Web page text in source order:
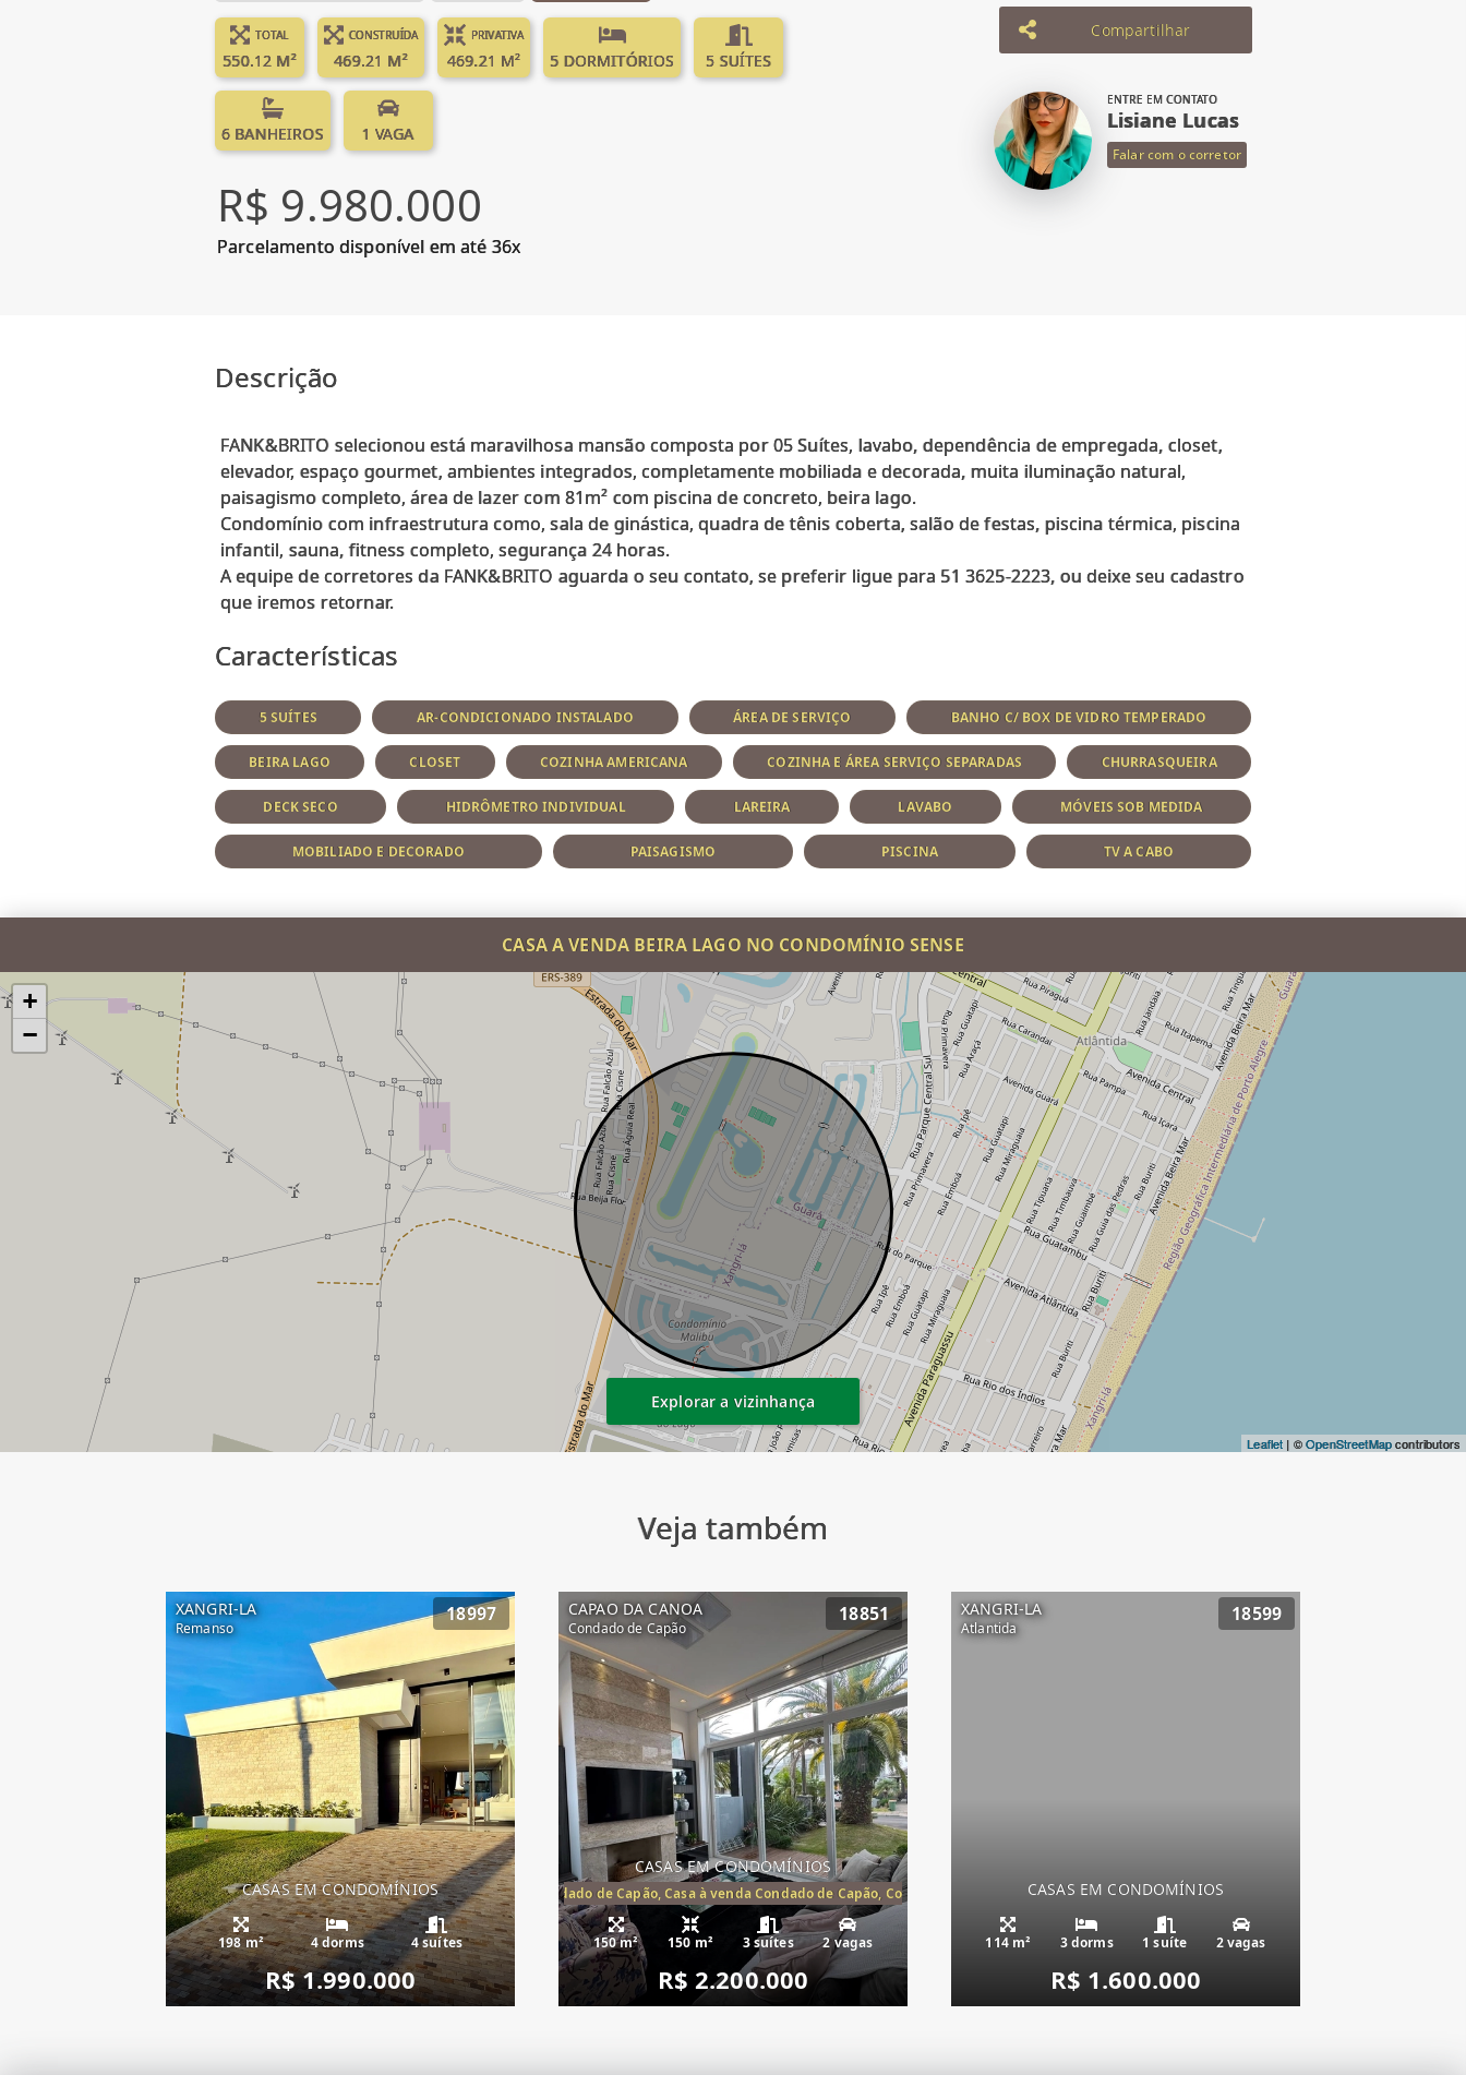
TOTAL
550.12 M²
CONSTRUÍDA
469.21 M²
PRIVATIVA
469.21 M² 5 DORMITÓRIOS 5 SUÍTES
6 BANHEIROS 1 VAGA
R$ 9.980.000
Parcelamento disponível em até 36x
Compartilhar
ENTRE EM CONTATO
Lisiane Lucas
Falar com o corretor
Descrição
FANK&BRITO selecionou está maravilhosa mansão composta por 05 Suítes, lavabo, dependência de empregada, closet,
elevador, espaço gourmet, ambientes integrados, completamente mobiliada e decorada, muita iluminação natural,
paisagismo completo, área de lazer com 81m² com piscina de concreto, beira lago.
Condomínio com infraestrutura como, sala de ginástica, quadra de tênis coberta, salão de festas, piscina térmica, piscina
infantil, sauna, fitness completo, segurança 24 horas.
A equipe de corretores da FANK&BRITO aguarda o seu contato, se preferir ligue para 51 3625-2223, ou deixe seu cadastro
Características
5 SUÍTES AR-CONDICIONADO INSTALADO ÁREA DE SERVIÇO BANHO C/ BOX DE VIDRO TEMPERADO
BEIRA LAGO CLOSET COZINHA AMERICANA COZINHA E ÁREA SERVIÇO SEPARADAS CHURRASQUEIRA
DECK SECO HIDRÔMETRO INDIVIDUAL LAREIRA LAVABO MÓVEIS SOB MEDIDA
MOBILIADO E DECORADO PAISAGISMO PISCINA TV A CABO
CASA A VENDA BEIRA LAGO NO CONDOMÍNIO SENSE
+
−
Leaflet | ©OpenStreetMapcontributors
Explorar a vizinhança
Veja também
XANGRI-LA
Remanso
18997
CASAS EM CONDOMÍNIOS
198 m² 4 dorms 4 suítes
R$ 1.990.000
CAPAO DA CANOA
Condado de Capão
18851
CASAS EM CONDOMÍNIOS
Casa Condado de Capão, Condado de Capão, Casa à venda Condado de Capão, Condomínio Condado de Capão,
150 m² 150 m² 3 suítes 2 vagas
R$ 2.200.000
XANGRI-LA
Atlantida
18599
CASAS EM CONDOMÍNIOS
114 m² 3 dorms 1 suíte 2 vagas
R$ 1.600.000